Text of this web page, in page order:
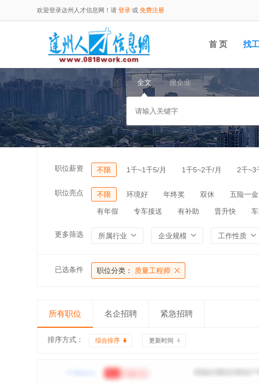
欢迎登录达州人才信息网！请 登录 或 免费注册
首 页 找
全文 搜企业
职位薪资 不限 1千~1千5/月 1千5~2千/月 2千~3
职位亮点 不限 环境好 年终奖 双休 五险一金
有年假 专车接送 有补助 晋升快
更多筛选 所属行业 企业规模 工作性质
已选条件 职位分类： 质量工程师
所有职位 名企招聘 紧急招聘
排序方式： 综合排序 更新时间